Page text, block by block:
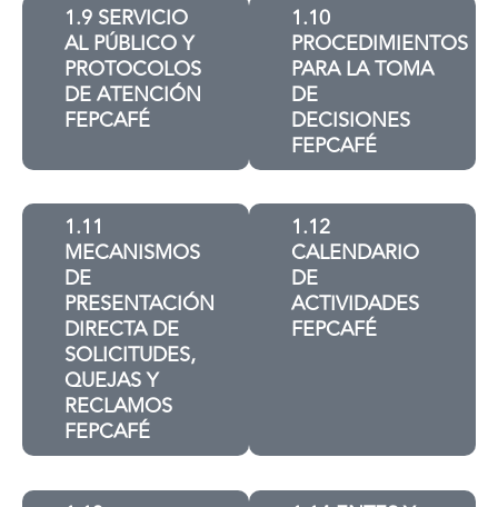
1.9 SERVICIO
AL PÚBLICO Y
PROTOCOLOS
DE ATENCIÓN
FEPCAFÉ
1.10
PROCEDIMIENTOS
PARA LA TOMA
DE
DECISIONES
FEPCAFÉ
1.11
MECANISMOS
DE
PRESENTACIÓN
DIRECTA DE
SOLICITUDES,
QUEJAS Y
RECLAMOS
FEPCAFÉ
1.12
CALENDARIO
DE
ACTIVIDADES
FEPCAFÉ